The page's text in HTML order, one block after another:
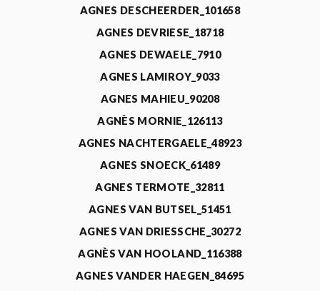
AGNES DESCHEERDER_101658
AGNES DEVRIESE_18718
AGNES DEWAELE_7910
AGNES LAMIROY_9033
AGNES MAHIEU_90208
AGNÈS MORNIE_126113
AGNES NACHTERGAELE_48923
AGNES SNOECK_61489
AGNES TERMOTE_32811
AGNES VAN BUTSEL_51451
AGNES VAN DRIESSCHE_30272
AGNÈS VAN HOOLAND_116388
AGNES VANDER HAEGEN_84695